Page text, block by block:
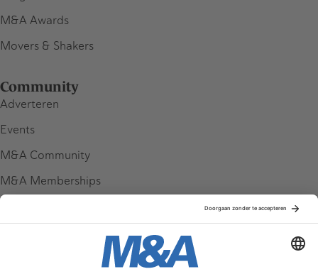
M&A Awards
Movers & Shakers
Community
Adverteren
Events
M&A Community
M&A Memberships